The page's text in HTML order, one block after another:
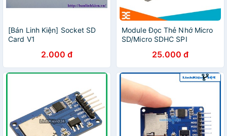
[Bán Linh Kiện] Socket SD
Card V1
2.000 đ
Module Đọc Thẻ Nhớ Micro
SD/Micro SDHC SPI
25.000 đ